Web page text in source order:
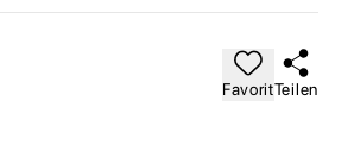
FavoritTeilen